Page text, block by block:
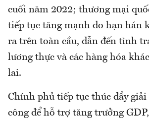
cuối năm 2022; thương mại
tiếp tục tăng mạnh do hạn hán
ra trên toàn cầu, dẫn đến tình
lương thực và các hàng hóa
lai.
Chính phủ tiếp tục thúc đẩy giải
công để hỗ trợ tăng trưởng